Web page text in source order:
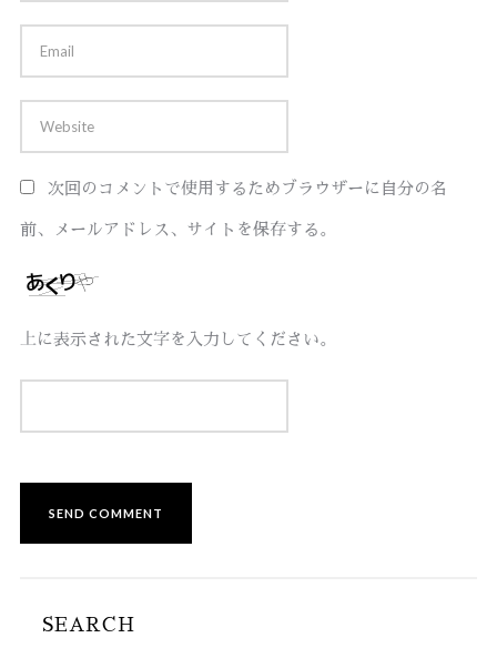
次回のコメントで使用するためブラウザーに自分の名
前、メールアドレス、サイトを保存する。
上に表示された文字を入力してください。
SEARCH